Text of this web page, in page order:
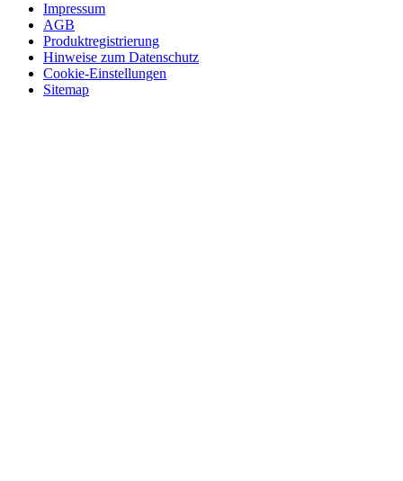
Impressum
AGB
Produktregistrierung
Hinweise zum Datenschutz
Cookie-Einstellungen
Sitemap